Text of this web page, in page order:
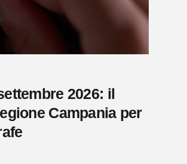
2026: il
Campania per